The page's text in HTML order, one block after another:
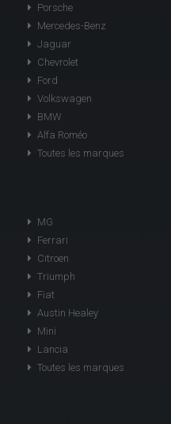
Porsche
Mercedes-Benz
Jaguar
Chevrolet
Ford
Volkswagen
BMW
Alfa Roméo
Toutes les marques
MG
Ferrari
Citroen
Triumph
Fiat
Austin Healey
Mini
Lancia
Toutes les marques